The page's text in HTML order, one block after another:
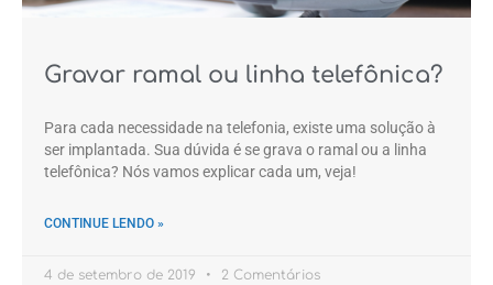
Gravar ramal ou linha telefônica?
Para cada necessidade na telefonia, existe uma solução à
ser implantada. Sua dúvida é se grava o ramal ou a linha
telefônica? Nós vamos explicar cada um, veja!
CONTINUE LENDO »
4 de setembro de 2019 2 Comentários